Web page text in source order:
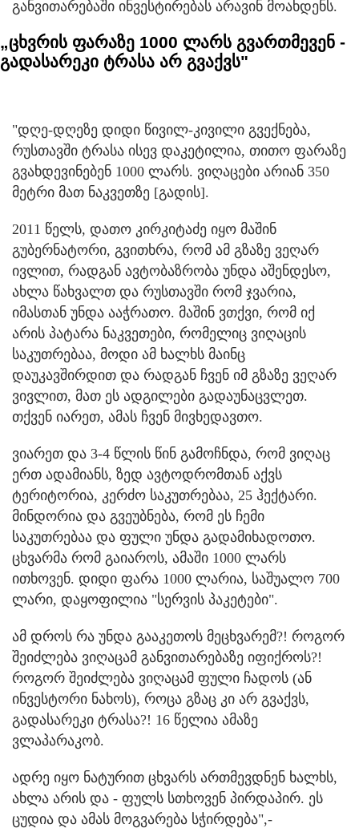
განვითარებაში ინვესტირებას არავინ მოახდენს.
„ცხვრის ფარაზე 1000 ლარს გვართმევენ -
გადასარეკი ტრასა არ გვაქვს"
"დღე-დღეზე დიდი წივილ-კივილი გვექნება,
რუსთავში ტრასა ისევ დაკეტილია, თითო ფარაზე
გვახდევინებენ 1000 ლარს. ვიღაცები არიან 350
მეტრი მათ ნაკვეთზე [გადის].
2011 წელს, დათო კირკიტაძე იყო მაშინ
გუბერნატორი, გვითხრა, რომ ამ გზაზე ვეღარ
ივლით, რადგან ავტობაზრობა უნდა აშენდესო,
ახლა წახვალთ და რუსთავში რომ ჯვარია,
იმასთან უნდა ააჭრათო. მაშინ ვთქვი, რომ იქ
არის პატარა ნაკვეთები, რომელიც ვიღაცის
საკუთრებაა, მოდი ამ ხალხს მაინც
დაუკავშირდით და რადგან ჩვენ იმ გზაზე ვეღარ
ვივლით, მათ ეს ადგილები გადაუნაცვლეთ.
თქვენ იარეთ, ამას ჩვენ მივხედავთო.
ვიარეთ და 3-4 წლის წინ გამოჩნდა, რომ ვიღაც
ერთ ადამიანს, ზედ ავტოდრომთან აქვს
ტერიტორია, კერძო საკუთრებაა, 25 ჰექტარი.
მინდორია და გვეუბნება, რომ ეს ჩემი
საკუთრებაა და ფული უნდა გადამიხადოთო.
ცხვარმა რომ გაიაროს, ამაში 1000 ლარს
ითხოვენ. დიდი ფარა 1000 ლარია, საშუალო 700
ლარი, დაყოფილია "სერვის პაკეტები".
ამ დროს რა უნდა გააკეთოს მეცხვარემ?! როგორ
შეიძლება ვიღაცამ განვითარებაზე იფიქროს?!
როგორ შეიძლება ვიღაცამ ფული ჩადოს (ან
ინვესტორი ნახოს), როცა გზაც კი არ გვაქვს,
გადასარეკი ტრასა?! 16 წელია ამაზე
ვლაპარაკობ.
ადრე იყო ნატურით ცხვარს ართმევდნენ ხალხს,
ახლა არის და - ფულს სთხოვენ პირდაპირ. ეს
ცუდია და ამას მოგვარება სჭირდება",-